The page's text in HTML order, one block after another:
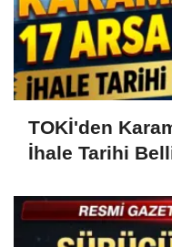
TOKİ'den
İhale Tarihi